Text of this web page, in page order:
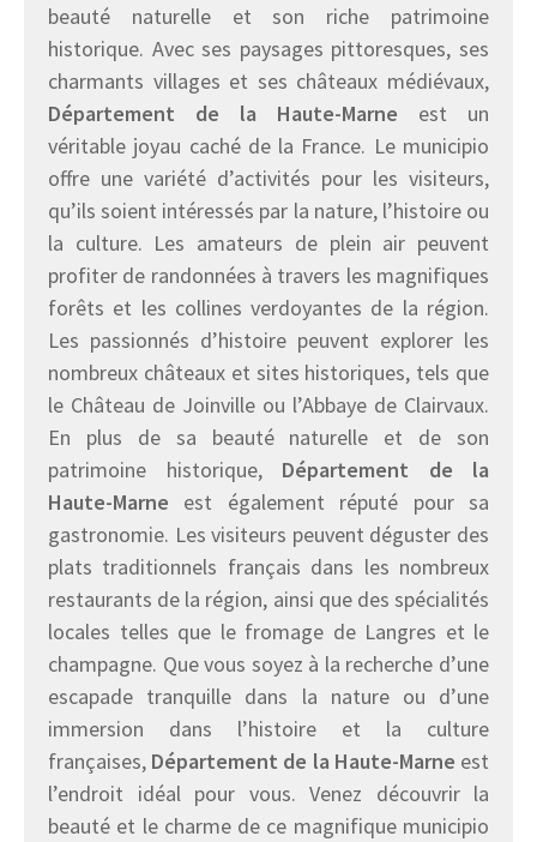
beauté naturelle et son riche patrimoine
historique. Avec ses paysages pittoresques, ses
charmants villages et ses châteaux médiévaux,
Département de la Haute-Marne est un
véritable joyau caché de la France. Le municipio
offre une variété d’activités pour les visiteurs,
qu’ils soient intéressés par la nature, l’histoire ou
la culture. Les amateurs de plein air peuvent
profiter de randonnées à travers les magnifiques
forêts et les collines verdoyantes de la région.
Les passionnés d’histoire peuvent explorer les
nombreux châteaux et sites historiques, tels que
le Château de Joinville ou l’Abbaye de Clairvaux.
En plus de sa beauté naturelle et de son
patrimoine historique, Département de la
Haute-Marne est également réputé pour sa
gastronomie. Les visiteurs peuvent déguster des
plats traditionnels français dans les nombreux
restaurants de la région, ainsi que des spécialités
locales telles que le fromage de Langres et le
champagne. Que vous soyez à la recherche d’une
escapade tranquille dans la nature ou d’une
immersion dans l’histoire et la culture
françaises, Département de la Haute-Marne est
l’endroit idéal pour vous. Venez découvrir la
beauté et le charme de ce magnifique municipio